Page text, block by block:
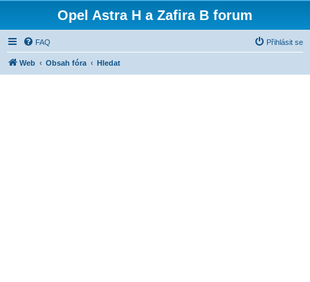
Opel Astra H a Zafira B forum
FAQ Přihlásit se
Web Obsah fóra Hledat